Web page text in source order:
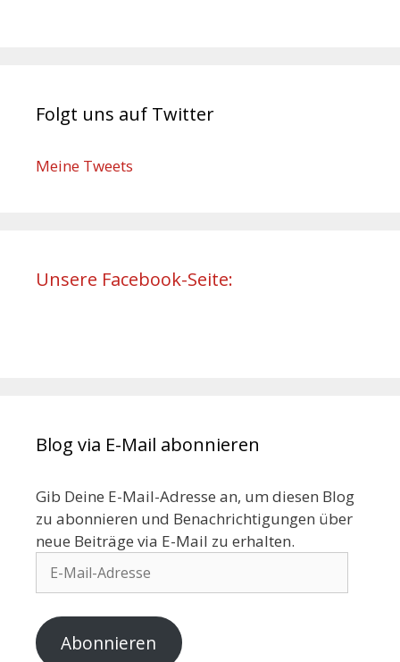
Folgt uns auf Twitter
Meine Tweets
Unsere Facebook-Seite:
Blog via E-Mail abonnieren
Gib Deine E-Mail-Adresse an, um diesen Blog
zu abonnieren und Benachrichtigungen über
neue Beiträge via E-Mail zu erhalten.
Abonnieren